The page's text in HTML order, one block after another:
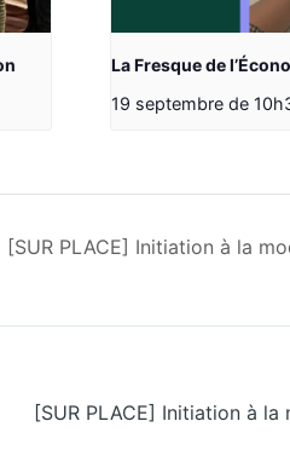
La Fresque de
19 septembre de
[SUR PLACE] Initiation à la
[SUR PLACE] Initiation à